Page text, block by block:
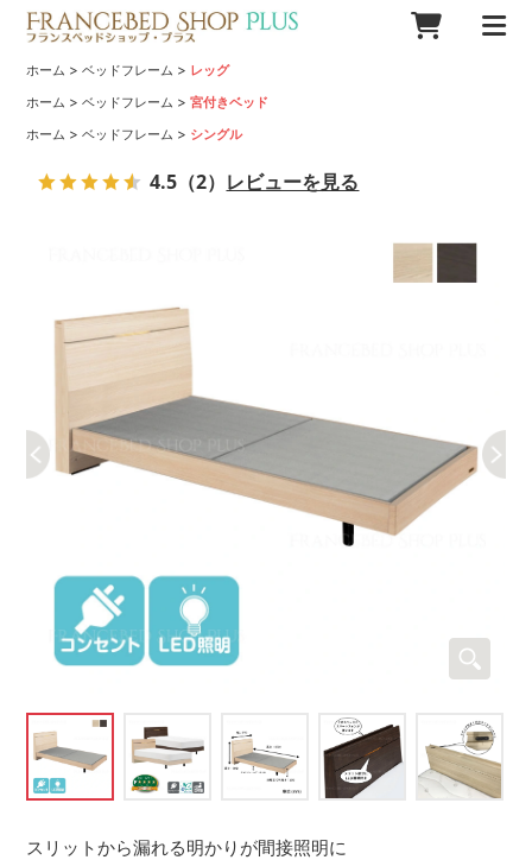
ホーム >ベッドフレーム > レッグ
ホーム >ベッドフレーム >宮付きベッド
ホーム >ベッドフレーム > シングル
スリットから漏れる明かりが間接照明に
4.5 （2） レビューを見る